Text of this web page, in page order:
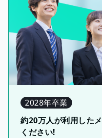
2028年卒業
約20万人が利用した
ください!